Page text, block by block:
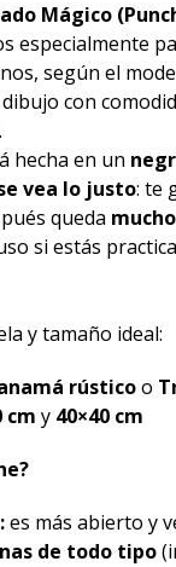
Mágico
especialmente
según el
con
hecha en un
vea lo justo: te
queda
si estás
y tamaño ideal:
rústicoo
cm y 40×40 cm
es más abierto y
de todo tipo